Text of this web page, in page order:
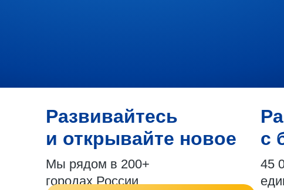
Развивайтесь
и открывайте новое
Мы рядом в 200+
городах России
с
45